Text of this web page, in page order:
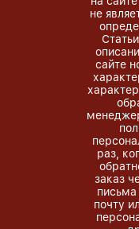
не
сайте
раз,
заказ
почту